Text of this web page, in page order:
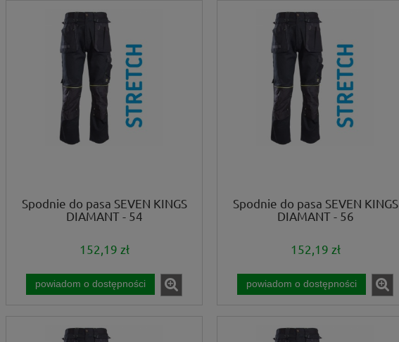
Spodnie do pasa SEVEN KINGS
DIAMANT - 54
152,19 zł
powiadom o dostępności
Spodnie do pasa SEVEN KINGS
DIAMANT - 56
152,19 zł
powiadom o dostępności